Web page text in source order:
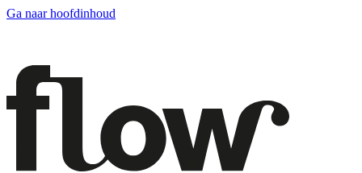
Ga naar hoofdinhoud